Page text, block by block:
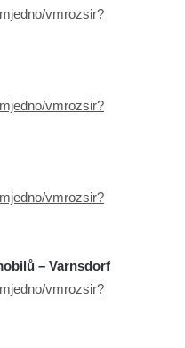
vmrozsir?
vmrozsir?
vmrozsir?
– Varnsdorf
vmrozsir?